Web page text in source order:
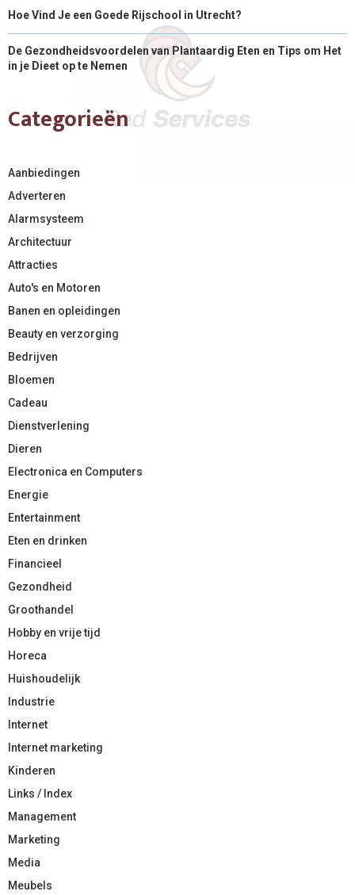
Hoe Vind Je een Goede Rijschool in Utrecht?
De Gezondheidsvoordelen van Plantaardig Eten en Tips om Het
in je Dieet op te Nemen
Categorieën
Aanbiedingen
Adverteren
Alarmsysteem
Architectuur
Attracties
Auto's en Motoren
Banen en opleidingen
Beauty en verzorging
Bedrijven
Bloemen
Cadeau
Dienstverlening
Dieren
Electronica en Computers
Energie
Entertainment
Eten en drinken
Financieel
Gezondheid
Groothandel
Hobby en vrije tijd
Horeca
Huishoudelijk
Industrie
Internet
Internet marketing
Kinderen
Links / Index
Management
Marketing
Media
Meubels